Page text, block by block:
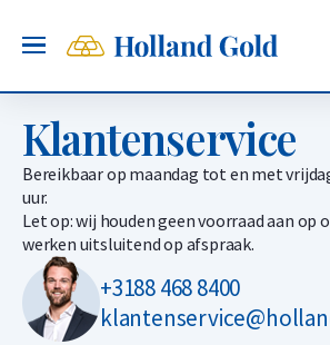
Volg de koersen, handel direct
Goud kopen
Gouden munten
Gouden baren
Beleg in goud via de app
Zilver kopen
Zilveren munten kopen
Zilveren baren kopen
Beleg in zilver via de app
Pt/Pd kopen
Platina munten kopen
Platina baren kopen
Palladium kopen
Beleg in platina via de app
Beleg in palladium via de app
Verkopen aan ons
Goudbaren verkopen
Gouden munten verkopen
Zilverbaren verkopen
Zilveren munten verkopen
Pt/Pd verkopen
Goud verkopen
Zilver verkopen
Sparen
Goud sparen
Zilver sparen
Platina sparen
Palladium sparen
Koersen
Goudkoers
Zilverkoers
Platinakoers
Palladiumkoers
Klantenservice
Bereikbaar op maandag tot en met
uur.
Let op: wij houden geen voorraad aan op
werken uitsluitend op afspraak.
+3188 468 8400